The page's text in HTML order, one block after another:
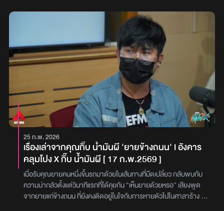
เพราะเริ่มรู้สึกถึงความผิดปกติ ทั้งคู่ไม่มีทางเลือกจึงต้องพายเรือกลับไป
ขึ้นทางฝั่งป่าช้าโดยจำเป็น เมื่อทั้งคู่พายเรือกลับหัวเรือไปอีกฝั่ง ตรงหน้า
ของทั้งคู่กลับมีพรายน้ำผุดขึ้นมาถี่ขึ้นหลายจุด พร้อมส่งกลิ่นเหม็นคลุ้ง
ทั่วคุ้งน้ำ กลิ่นนั้นลอยตามทั้งสองมาเรื่อย ๆ ปรากฏว่าพอพายถอยหนี
ห่างออกมาเรื่อย ๆ ดันเจอเข้ากับร่างผู้หญิงไร้ชีพจร ลอยน้ำขึ้นอืดอยู่
และไม่ได้มีเพียงแค่ร่างเดียว ภาพตรงหน้าทำให้ทั้งสองตกใจมาก และรีบ
ช่วยกันพายเรือขึ้นฝั่ง และวิ่งหนีเข้าไปในป่าช้าทันที..เมื่อขึ้นฝั่งสำเร็จ ทั้ง
สองไปหยุดพักเหนื่อยอยู่ที่ใต้ต้นไม้ต้นหนึ่ง ทันใดนั้นทั้งคู่ก็หันไปเห็นผู้
หญิงคนหนึ่งที่นั่งหันข้างอยู่ใต้ต้นไม้ ทั้งคู่คุ้นว่าผู้หญิงคนนั้นคือ ยายทอง
หรือคนในชุมชนที่รู้จักนั่นเอง ทั้งคู่จึงได้ตะโกนเรียกไป แต่เมื่อยายทองหัน
มา ทั้งคู่ก็ต้องตกตะลึงกับภาพที่เห็นตรงหน้า เนื่องจากในปาก และมือ
ของยายทองนั้นมีกบสด ๆ เป็นตัว ๆ อยู่ ยายทองที่หันมาเห็นทั้งคู่ก็ได้วิ่ง
หนีเข้าป่าช้าไป ทางฝั่งของตาถึก และเพื่อนก็ตกใจวิ่งหนีกลับไปยันทาง
เข้าชุมชนทั้งสองเข้าไปในชุมชน ก็ได้วิ่งไปปลุกผู้ใหญ่บ้าน และคนแถวนั้น
ขึ้นมาเล่าเรื่องราวทั้งหมดให้ฟัง ซึ่งทุกคนในหมู่บ้านก็ไม่มีใครเชื่อในเรื่องที่
ตาถึก และเพื่อนเล่า เพราะยายทองนั้นเป็นผู้ป่วยแขนขาอ่อนแรง ต้องนั่ง
รถเข็นอยู่เสมอ จึงเป็นไปไม่ได้ที่จะออกไปวิ่งในป่าช้าคนเดียวตอนกลาง
อยู่ไม่ได้ และน่ากลัวไปกว่านั้นคือ ไม่ว่านักศึกษาคนไหนที่ใช้ตึกนี้ในเวลา
กลางคืน ก็ต้องเจอกับเธอคนนี้ที่มาปรากฏในรูปแบบที่หลอนจนทำไม่ลืม
เรื่องราวจะเป็นอย่างไร ติดตามได้ใน อังคารคลุมโปง X เจน - สาวแอน
The Ghost (24 ก.พ.2569) ไปพร้อมกับ ‘ดีเจแนน’ และ ‘ดีเจเจ็ม’ กับ
เรื่องราวที่มีชื่อว่า ‘เรื่องจากในแล็บ’ เรื่องราวนี้ ‘เจน The Ghost’ ได้
มาเเชร์เรื่องราวของ ‘คุณแบงค์’ เมื่อ 14 ปีที่แล้วคุณแบงค์ เรียนอยู่คณะ
วิทยาศาสตร์ปี 4 ตอนเรียนได้มีโปรเจกต์ที่ทำคู่กับเพื่อนให้เลือกหัวข้อทำ
แล็บ และคุณแบงค์ก็ได้คู่กับ ‘คุณบี’ ทั้งคู่จับคู่กันช้า เลือกหัวข้อโปรเจกต์
ช้า จึงได้สิทธิ์ในการจองห้องแล็บช้ากว่าคู่อื่น ๆ ทั้งคู่ต้องจำใจจองห้อง
แล็บ และใช้ได้แค่ช่วงกลางคืน เพราะช่วงเช้าโดนจองจนเต็มหมดแล้ว
อาคารหลังนี้เป็นอาคารเก่าสูง 5 ชั้น แล็บที่ใช้อยู่ที่ชั้น 3 ระยะเวลาในการ
ใช้ห้องแล็บคือ 2 ทุ่มถึง 6 - 7 โมงเช้า ลักษณะห้องจะมี หน้าต่างบานเกล็ด
อยู่ติดฝั่งทางเดิน ที่สามารถเห็นได้เมื่อมีคนเดินผ่านไปผ่านมา และ
ภายในก็มีอุปกรณ์ปฏิบัติการวิทยาศาสตร์ทั่วไป ทั้งคู่ได้ตกลงกันว่า จะ
สลับกันทำแล็บโดยเป็นการนับเซลล์ยีสต์ที่ใช้ในการหมักไวน์ โดยคุณบีจะ
ทำเสร็จช่วงเวลา 00.00 - 01.00 น. หลังจากนั้นจะเป็นคิวของคุณแบงค์
ระหว่างสลับกัน คุณบีก็จะไปนอนรอห้องข้าง ๆสามวันแรกทุกอย่างปกติ
แต่พอมาถึงวันที่ 4 ช่วงเวลาตี 2 - 3 ขณะกำลังส่องกล้องเขาสังเกตเห็น
25 ก.พ. 2026
เรื่องเล่าจากคุณกิ๊บ น้ำมันผี 'ยายข้างถนน' l อังคาร
คลุมโปง X กิ๊บ น้ำมันผี [ 17 ก.พ.2569 ]
เมื่อรับคุณยายคนหนึ่งขึ้นรถมาด้วยในเส้นทางที่มืดเปลี่ยว กลับพบกับ
ความน่ากลัวตั้งแต่วินาทีแรกที่ได้คุยกัน “เห็นยายด้วยหรอ” เสียงพูด
จากยายแก่ข้างถนน ที่ยังคงติดอยู่ในใจกับการหายตัวไปในศาลาร้าง แต่